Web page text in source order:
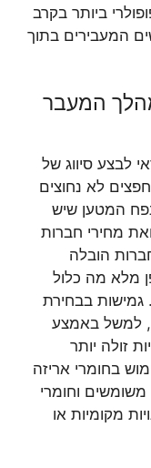
ביותר בקרב
המעבירים בתוך
המעבר
לבצע סיווג של
לא נחוצים
המטען שיש
מחירי חברות
הובלה
מלא מה כלול
גמישות בבחירת
למשל באמצע
זולה יותר
בחומרי אריזה
וחומרי
מקומיות או